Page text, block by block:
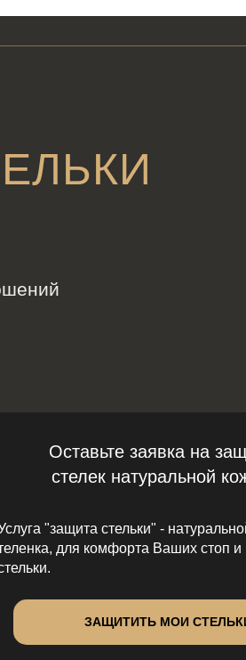
ЗАЩИТИТЬ МОИ
"защита стельки" -
для комфорта Ваших стоп и
Оставьте заявка на
стелек натуральной